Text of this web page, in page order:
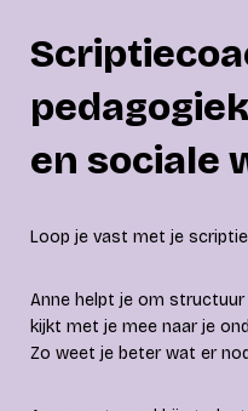
en sociale
Loop je vast met je
Anne helpt je om
kijkt met je mee naar je
Zo weet je beter wat er